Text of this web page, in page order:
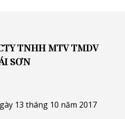
TNHH MTV TMDV
SƠN
13 tháng 10 năm 2017